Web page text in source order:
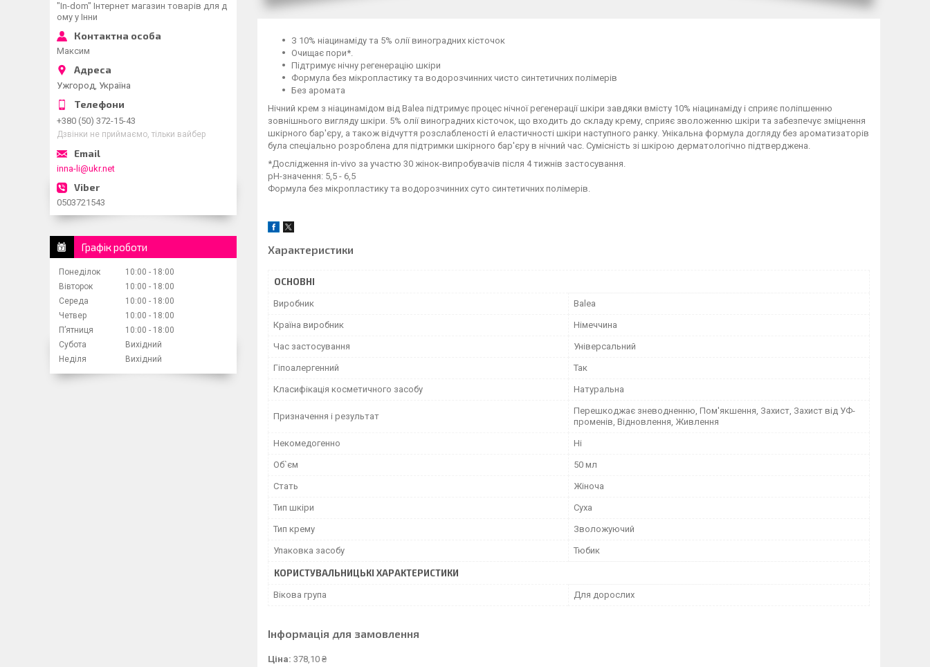
З 10% ніацинаміду та 5% олії виноградних кісточок
Очищає пори*.
Підтримує нічну регенерацію шкіри
Формула без мікропластику та водорозчинних чисто синтетичних полімерів
Без аромата
Нічний крем з ніацинамідом від Balea підтримує процес нічної регенерації шкіри завдяки вмісту 10% ніацинаміду і сприяє поліпшенню
зовнішнього вигляду шкіри. 5% олії виноградних кісточок, що входить до складу крему, сприяє зволоженню шкіри та забезпечує зміцнення
шкірного бар'єру, а також відчуття розслабленості й еластичності шкіри наступного ранку. Унікальна формула догляду без ароматизаторів
була спеціально розроблена для підтримки шкірного бар'єру в нічний час. Сумісність зі шкірою дерматологічно підтверджена.
*Дослідження in-vivo за участю 30 жінок-випробувачів після 4 тижнів застосування.
pH-значення: 5,5 - 6,5
Формула без мікропластику та водорозчинних суто синтетичних полімерів.
Характеристики
ОСНОВНІ
Виробник Balea
Країна виробник Німеччина
Час застосування Універсальний
Гіпоалергенний Так
Класифікація косметичного засобу Натуральна
Призначення і результат
Перешкоджає зневодненню, Пом'якшення, Захист, Захист від УФ-
променів, Відновлення, Живлення
Некомедогенно Ні
Об`єм 50 мл
Стать Жіноча
Тип шкіри Суха
Тип крему Зволожуючий
Упаковка засобу Тюбик
КОРИСТУВАЛЬНИЦЬКІ ХАРАКТЕРИСТИКИ
Вікова група Для дорослих
Інформація для замовлення
Ціна: 378,10 ₴
"In-dom" Інтернет магазин товарів для д
ому у Інни
Максим
Ужгород, Україна
+380 (50) 372-15-43
Дзвінки не приймаємо, тільки вайбер
inna-li@ukr.net
0503721543
Графік роботи
Понеділок 10:00
18:00
Вівторок
10:00
18:00
Середа
10:00
18:00
Четвер
10:00
18:00
Пʼятниця
10:00
18:00
Субота
Вихідний
Неділя
Вихідний